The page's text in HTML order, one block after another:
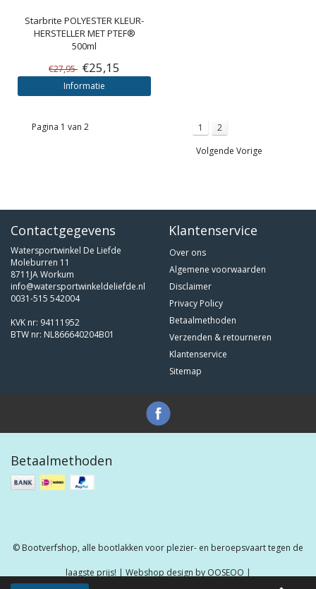
Starbrite POLYESTER KLEUR­
HERSTELLER MET PTEF®
500ml
€27,95 €25,15
Informatie
Pagina 1 van 2 1
2
Volgende Vorige
Contactgegevens
Watersportwinkel De Liefde
Moleburren 11
8711JA Workum
info@watersportwinkeldeliefde.nl
0031-515 542004
KVK nr: 94111952
BTW nr: NL866640204B01
Klantenservice
Over ons
Algemene voorwaarden
Disclaimer
Privacy Policy
Betaalmethoden
Verzenden & retourneren
Klantenservice
Sitemap
Betaalmethoden
© Bootverfshop, alle bootlakken voor plezier- en beroepsvaart tegen de
laagste prijs! | Webshop design by OOSEOO |